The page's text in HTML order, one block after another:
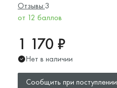
Отзывы:3
от 12 баллов
1 170 ₽
Нет в наличии
Сообщить при поступлении